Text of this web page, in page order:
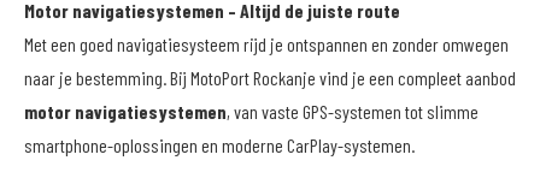
Motor navigatiesystemen – Altijd de juiste route
Met een goed navigatiesysteem rijd je ontspannen en zonder omwegen
naar je bestemming. Bij MotoPort Rockanje vind je een compleet aanbod
motor navigatiesystemen, van vaste GPS-systemen tot slimme
smartphone-oplossingen en moderne CarPlay-systemen.